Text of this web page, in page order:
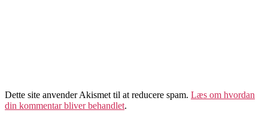
Dette site anvender Akismet til at reducere spam. Læs om hvordan
din kommentar bliver behandlet.